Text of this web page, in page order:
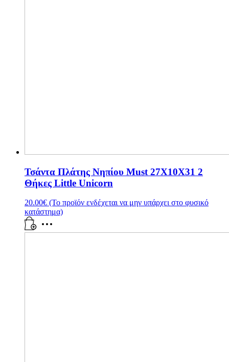
Τσάντα Πλάτης Νηπίου Must 27X10X31 2
Θήκες Little Unicorn
20.00€ (Το προϊόν ενδέχεται να μην υπάρχει στο φυσικό
κατάστημα)